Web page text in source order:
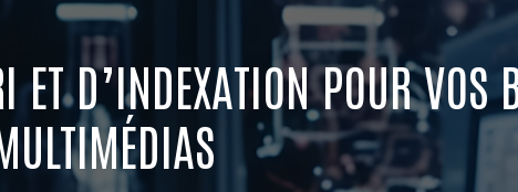
ET D’INDEXATION POUR VOS